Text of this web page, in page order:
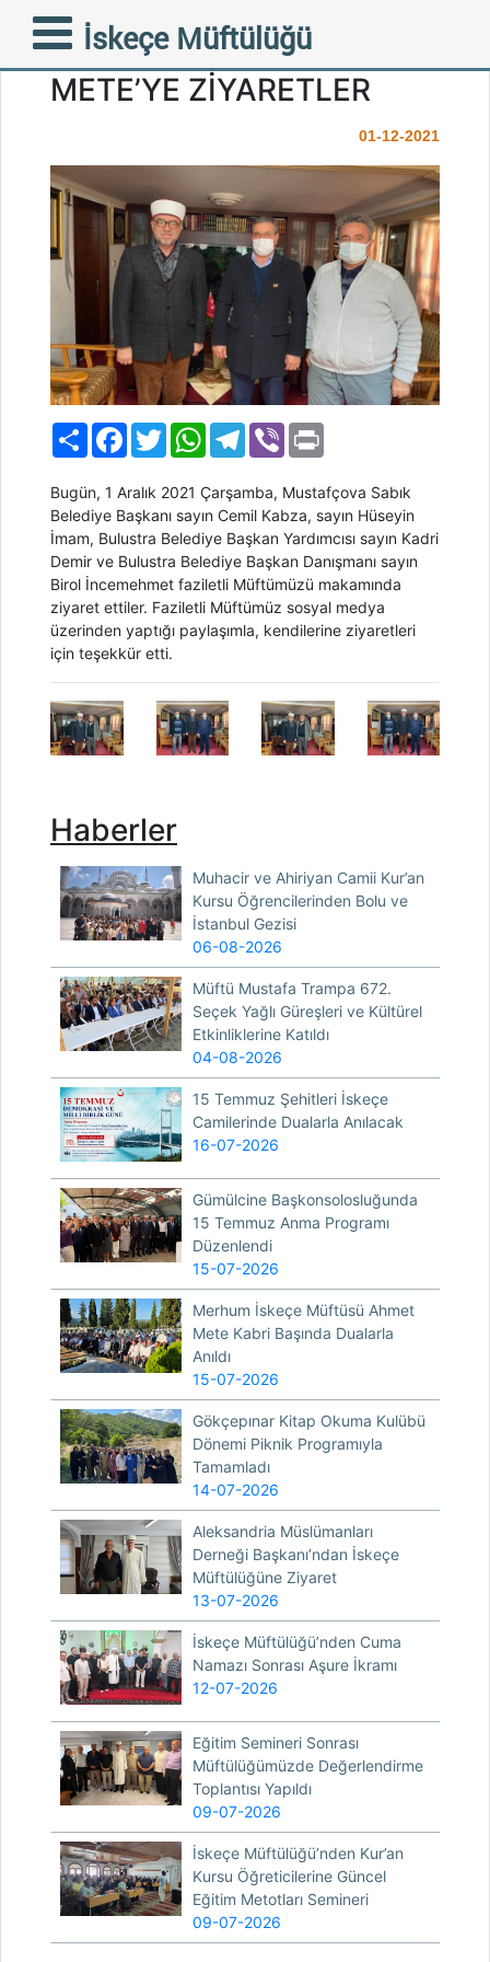
İskeçe Müftülüğü
FAZİLETLİ İSKEÇE
MÜFTÜMÜZ AHMET
METE’YE ZİYARETLER
01-12-2021
PaylaşFacebook
TwitterWhatsAppTelegram
Viber
Bugün, 1 Aralık 2021 Çarşamba, Mustafçova Sabık
Belediye Başkanı sayın Cemil Kabza, sayın Hüseyin
İmam, Bulustra Belediye Başkan Yardımcısı sayın Kadri
Demir ve Bulustra Belediye Başkan Danışmanı sayın
Birol İncemehmet faziletli Müftümüzü makamında
ziyaret ettiler. Faziletli Müftümüz sosyal medya
üzerinden yaptığı paylaşımla, kendilerine ziyaretleri
için teşekkür etti.
Haberler
Muhacir ve Ahiriyan Camii Kur’an
Kursu Öğrencilerinden Bolu ve
İstanbul Gezisi
06-08-2026
Müftü Mustafa Trampa 672.
Seçek Yağlı Güreşleri ve Kültürel
Etkinliklerine Katıldı
04-08-2026
15 Temmuz Şehitleri İskeçe
Camilerinde Dualarla Anılacak
16-07-2026
Gümülcine Başkonsolosluğunda
15 Temmuz Anma Programı
Düzenlendi
15-07-2026
Merhum İskeçe Müftüsü Ahmet
Mete Kabri Başında Dualarla
Anıldı
15-07-2026
Gökçepınar Kitap Okuma Kulübü
Dönemi Piknik Programıyla
Tamamladı
14-07-2026
Aleksandria Müslümanları
Derneği Başkanı’ndan İskeçe
Müftülüğüne Ziyaret
13-07-2026
İskeçe Müftülüğü’nden Cuma
Namazı Sonrası Aşure İkramı
12-07-2026
Eğitim Semineri Sonrası
Müftülüğümüzde Değerlendirme
Toplantısı Yapıldı
09-07-2026
İskeçe Müftülüğü’nden Kur’an
Kursu Öğreticilerine Güncel
Eğitim Metotları Semineri
09-07-2026